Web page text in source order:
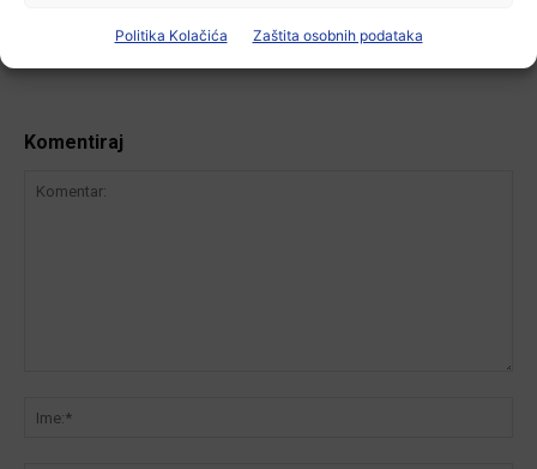
Politika Kolačića Zaštita osobnih podataka
Komentiraj